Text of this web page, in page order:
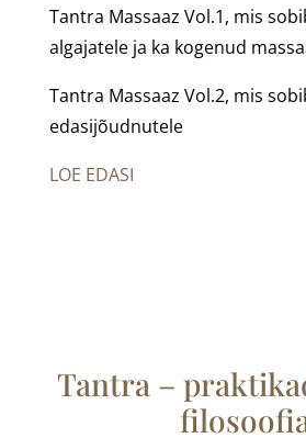
Tantra Massaaz Vol.1, mis
algajatele ja ka kogenud
Tantra Massaaz Vol.2, mis
edasijõudnutele
LOE EDASI
Tantra –